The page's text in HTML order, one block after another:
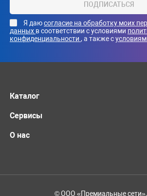
ПОДПИСАТЬСЯ
Я даюсогласие на обработку моих
данных в соответствии с условиями
конфиденциальности , а также с
Каталог
Сервисы
О нас
© ООО «Премиальные